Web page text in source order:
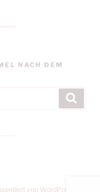
NACH DEM
von WordPress